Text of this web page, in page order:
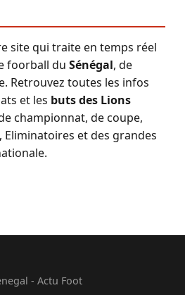
site qui traite en temps réel
foorball du Sénégal, de
Retrouvez toutes les infos
et les buts des Lions
championnat, de coupe,
Eliminatoires et des grandes
- Actu Foot